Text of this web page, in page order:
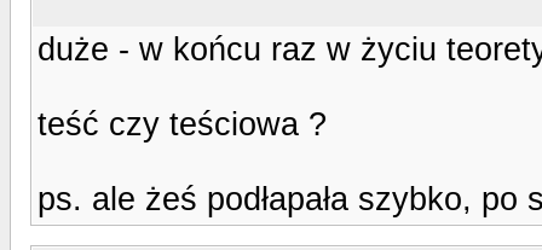
duże - w końcu raz w życiu
teść czy teściowa ?
ps. ale żeś podłapała szybko, po